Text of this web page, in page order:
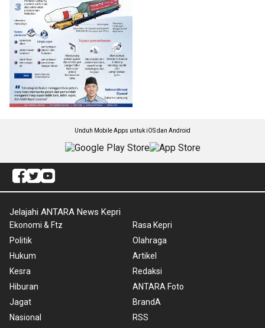
Unduh Mobile Apps untuk iOS dan Android
Jelajahi ANTARA News Kepri
Ekonomi & Ftz
Politik
Hukum
Kesra
Hiburan
Jagat
Nasional
Rasa Kepri
Olahraga
Artikel
Redaksi
ANTARA Foto
BrandA
RSS